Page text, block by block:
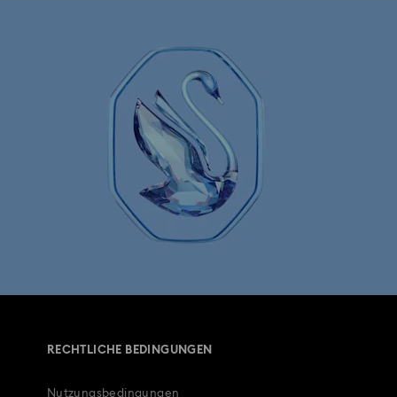
Matrix Tennis Kollektion
Millenia Kollektion
Numina Kollektion
Swarovski Classica
& Ketten Exklusive Geschenke
RECHTLICHE BEDINGUNGEN
Nutzungsbedingungen